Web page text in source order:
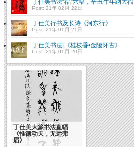
丁仕美书法“福”六幅，辛丑牛年纳大福
Post: 21年 02月 22日
丁仕美行书及长诗《河东行》
Post: 21年 01月 21日
丁仕美书法|《桂枝香•金陵怀古》
Post: 21年 01月 20日
丁仕美大篆书法直幅
《惟德动天，无远弗
届》